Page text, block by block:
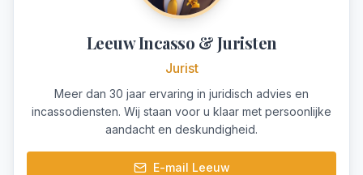
Leeuw Incasso & Juristen
Jurist
Meer dan 30 jaar ervaring in juridisch advies en
incassodiensten. Wij staan voor u klaar met persoonlijke
aandacht en deskundigheid.
E-mail Leeuw